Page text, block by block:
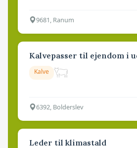
9681, Ranum
Kalvepasser til ejendom i
Kalve
6392, Bolderslev
Leder til klimastald